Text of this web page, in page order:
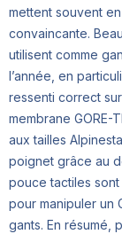
mettent souvent
convaincante.
utilisent comme
l’année, en
ressenti correct
membrane
aux tailles
poignet grâce au
pouce tactiles
pour manipuler un
gants. En résumé,